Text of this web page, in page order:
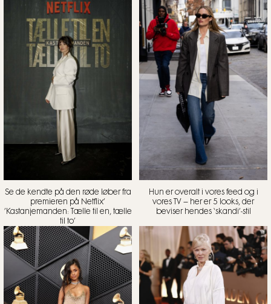
Se de kendte på den røde løber fra
premieren på Netflix’
’Kastanjemanden: Tælle til en, tælle
til to’
Hun er overalt i vores feed og i
vores TV – her er 5 looks, der
beviser hendes ‘skandi’-stil